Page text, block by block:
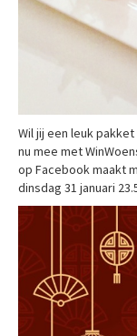
Wil jij een leuk
nu mee met
op Facebook maakt
dinsdag 31 januari